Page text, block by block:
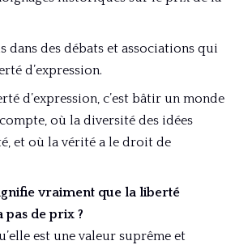
dans des débats et associations qui
d’expression.
d’expression, c’est bâtir un monde
où la diversité des idées
et où la vérité a le droit de
vraiment que la liberté
pas de prix ?
est une valeur suprême et